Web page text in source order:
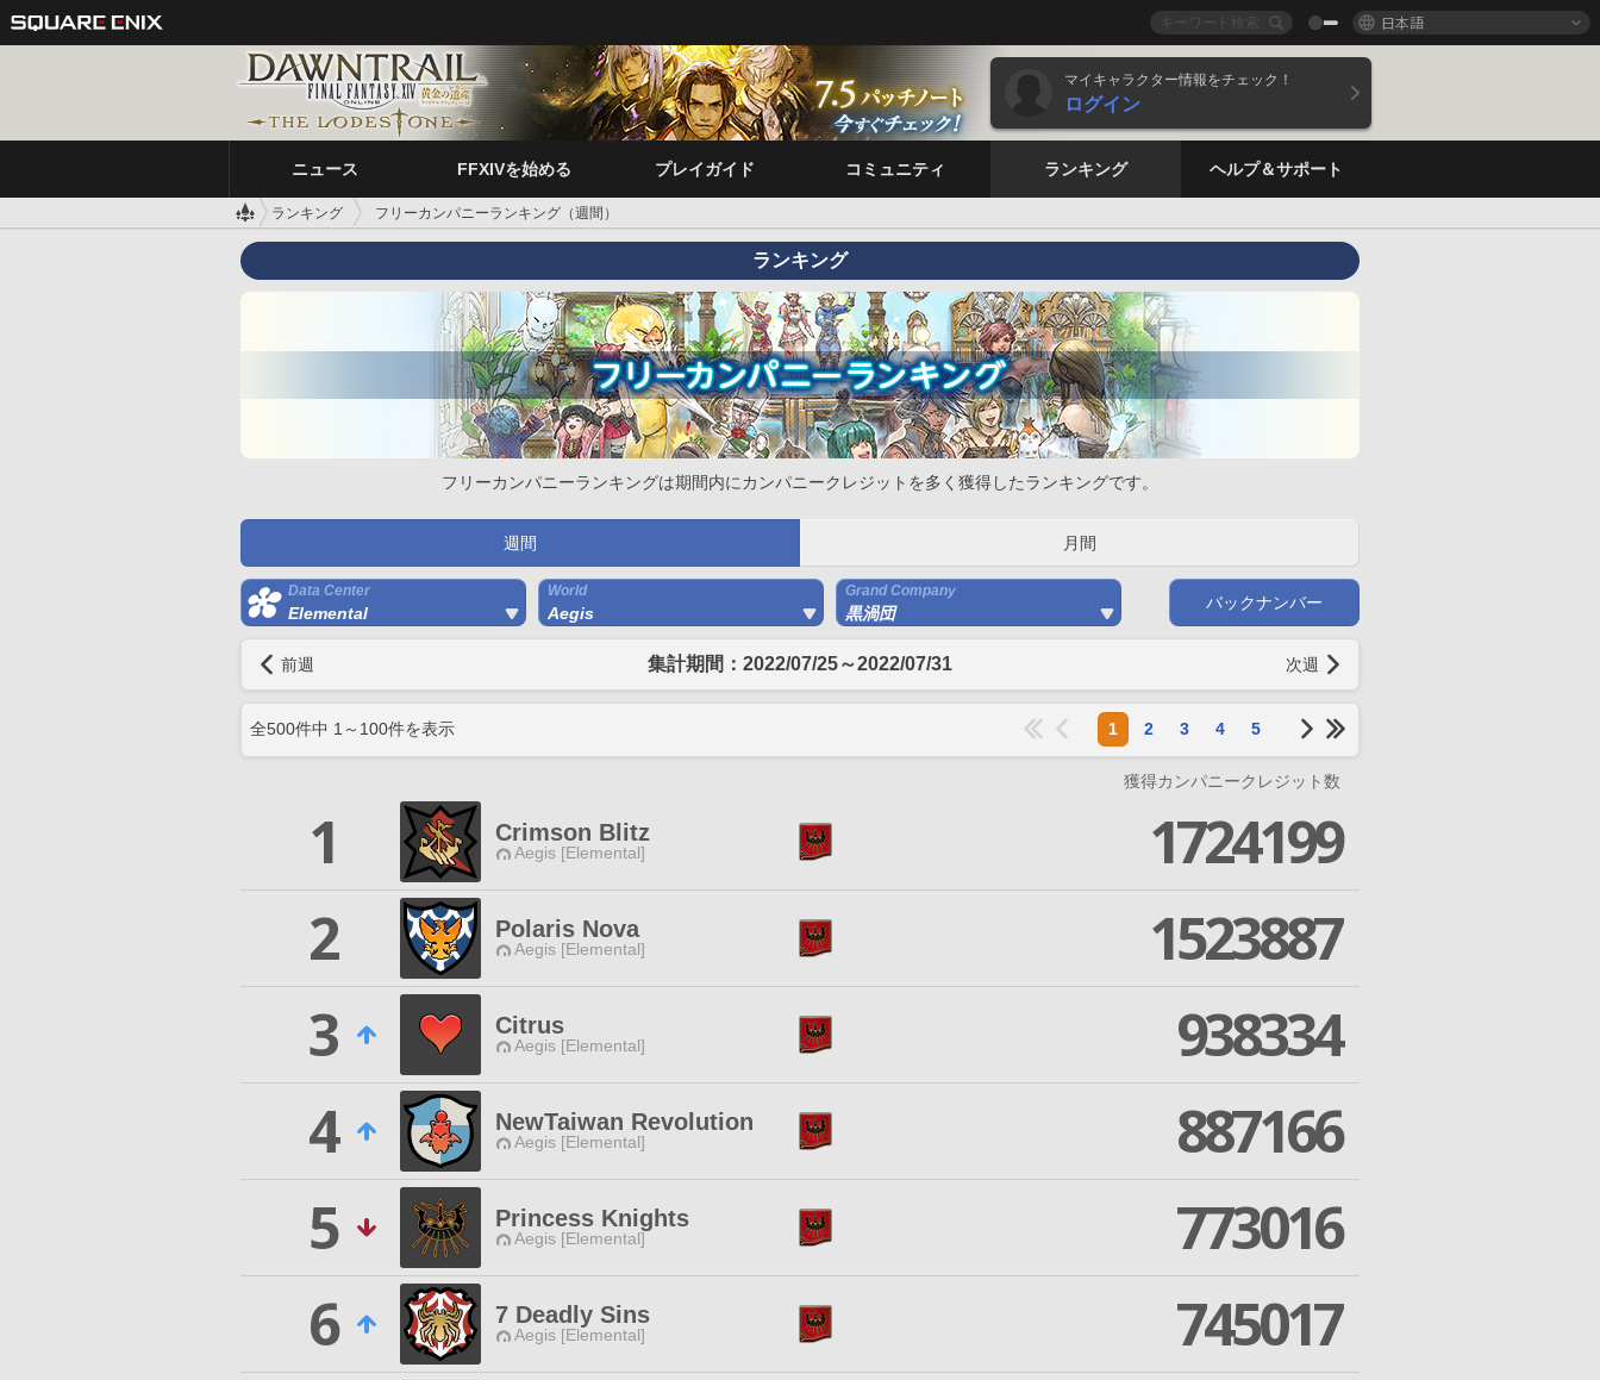
日本語
マイキャラクター情報をチェック！
ログイン
ニュース FFXIVを始める プレイガイド コミュニティ ランキング ヘルプ＆サポート
ランキング フリーカンパニーランキング（週間）
ランキング
フリーカンパニーランキングは期間内にカンパニークレジットを多く獲得したランキングです。
週間 月間
Data Center
Elemental
World
Aegis
Grand Company
黒渦団
バックナンバー
前週 集計期間：2022/07/25～2022/07/31 次週
全500件中 1 ～ 100件を表示 1 2 3 4 5
獲得カンパニークレジット数
1 Crimson Blitz
Aegis [Elemental]
1724199
2
Polaris Nova
Aegis [Elemental]
1523887
3
Citrus
Aegis [Elemental]
938334
4
NewTaiwan Revolution
Aegis [Elemental]
887166
5
Princess Knights
Aegis [Elemental]
773016
6
7 Deadly Sins
Aegis [Elemental]
745017